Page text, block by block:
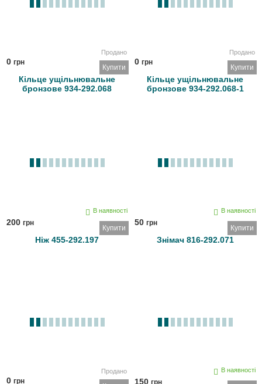
Продано
0 грн
Купити
Кільце ущільнювальне
бронзове 934-292.068
Продано
0 грн
Купити
Кільце ущільнювальне
бронзове 934-292.068-1
В наявності
200 грн
Купити
Ніж 455-292.197
В наявності
50 грн
Купити
Знімач 816-292.071
Продано
0 грн
В наявності
150 грн